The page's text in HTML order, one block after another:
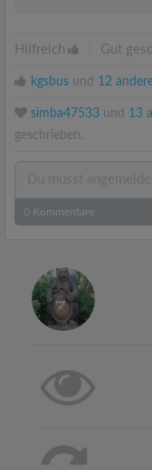
Hilfreich Gut
kgsbus und 12
simba47533 und 13
geschrieben.
0 Kommentare